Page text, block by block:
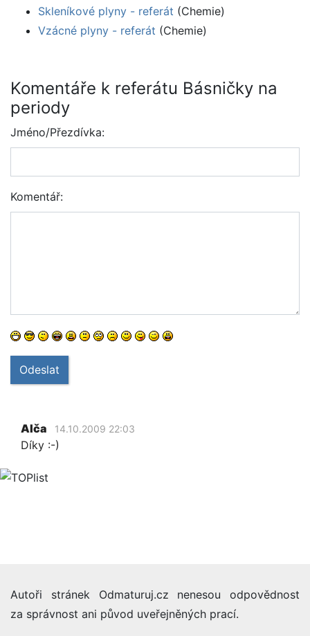
Skleníkové plyny - referát (Chemie)
Vzácné plyny - referát (Chemie)
Komentáře k referátu Básničky na
periody
Jméno/Přezdívka:
Komentář:
Odeslat
Alča 14.10.2009 22:03
Díky :-)
Autoři stránek Odmaturuj.cz nenesou odpovědnost
za správnost ani původ uveřejněných prací.